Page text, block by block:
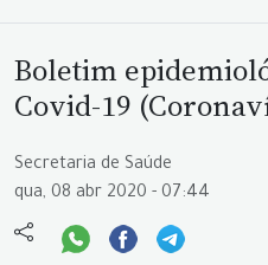
Boletim
Covid-19
Secretaria de Saúde
qua, 08 abr 2020 - 07:44